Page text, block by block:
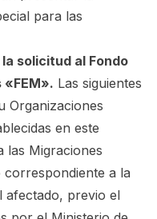
para las
solicitud al Fondo
Las siguientes
Organizaciones
en este
las Migraciones
correspondiente a la
afectado, previo el